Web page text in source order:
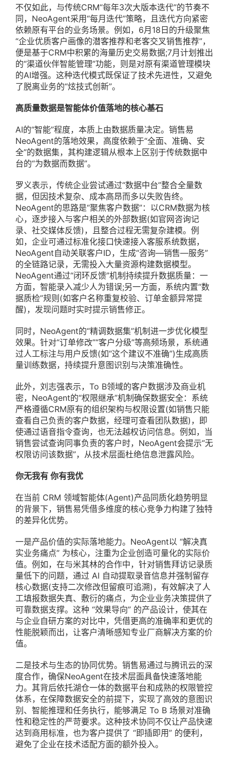
不仅如此，与传统CRM“每年3次大版本迭代”的节奏不
同，NeoAgent采用“每月迭代”策略，且迭代方向紧密
依赖原有平台的业务场景。例如，6月18日的升级聚焦
“企业优质客户画像的潜客推荐和老客交叉销售推荐”，
便是基于CRM中积累的海量历史交易数据;7月计划推出
的“渠道伙伴智能管理”功能，则是对原有渠道管理模块
的AI增强。这种迭代模式既保证了技术先进性，又避免
了脱离业务的“炫技式创新”。
高质量数据是智能体价值落地的核心基石
AI的“智能”程度，本质上由数据质量决定。销售易
NeoAgent的落地效果，高度依赖于“全面、准确、安
全”的数据集，其构建逻辑从根本上区别于传统数据中
台的“为数据而数据”。
罗义表示，传统企业尝试通过“数据中台”整合全量数
据，但因技术复杂、成本高昂而多以失败告终。
NeoAgent的思路是“聚焦客户数据”：以CRM数据为核
心，逐步接入与客户相关的外部数据(如官网咨询记
录、社交媒体反馈)，且整合过程无需复杂建模。例
如，企业可通过标准化接口快速接入客服系统数据，
NeoAgent自动关联客户ID，生成“咨询—销售—服务”
的全链路记录，无需投入大量资源构建数据模型。
NeoAgent通过“闭环反馈”机制持续提升数据质量：一
方面，智能录入减少人为错误;另一方面，系统内置“数
据质检”规则(如客户名称重复校验、订单金额异常提
醒)，发现问题时实时提示销售修正。
同时，NeoAgent的“精调数据集”机制进一步优化模型
效果。针对“订单修改”“客户分级”等高频场景，系统通
过人工标注与用户反馈(如“这个建议不准确”)生成高质
量训练数据，持续提升意图识别与决策准确性。
此外，刘志强表示，To B领域的客户数据涉及商业机
密，NeoAgent的“权限继承”机制确保数据安全：系统
严格遵循CRM原有的组织架构与权限设置(如销售只能
查看自己负责的客户数据，经理可查看团队数据)，即
使通过语音指令查询，也无法越权访问信息。例如，当
销售尝试查询同事负责的客户时，NeoAgent会提示“无
权限访问该数据”，从技术层面杜绝信息泄露风险。
你无我有 你有我优
在当前 CRM 领域智能体(Agent)产品同质化趋势明显
的背景下，销售易凭借多维度的核心竞争力构建了独特
的差异化优势。
一是产品价值的实际落地能力。NeoAgent以 “解决真
实业务痛点” 为核心，注重为企业创造可量化的实际价
值。例如，在与米其林的合作中，针对销售拜访记录质
量低下的问题，通过 AI 自动提取录音信息并强制留存
核心数据(支持二次修改但留痕可追溯)，有效解决了人
工填报数据失真、敷衍的痛点，为企业业务决策提供了
可靠数据支撑。这种 “效果导向” 的产品设计，使其在
与企业自研方案的对比中，凭借更高的准确率和更优的
性能脱颖而出，让客户清晰感知专业厂商解决方案的价
值。
二是技术与生态的协同优势。销售易通过与腾讯云的深
度合作，确保NeoAgent在技术层面具备快速落地能
力。其背后依托湖仓一体的数据平台和成熟的权限管控
体系，在保障数据安全的前提下，实现了高效的意图识
别、智能推理和任务执行，能够满足 To B 场景对准确
性和稳定性的严苛要求。这种技术协同不仅让产品快速
达到商用标准，也为客户提供了 “即插即用” 的便利，
避免了企业在技术适配方面的额外投入。